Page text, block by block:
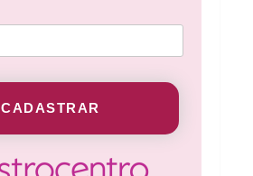
CADASTRAR